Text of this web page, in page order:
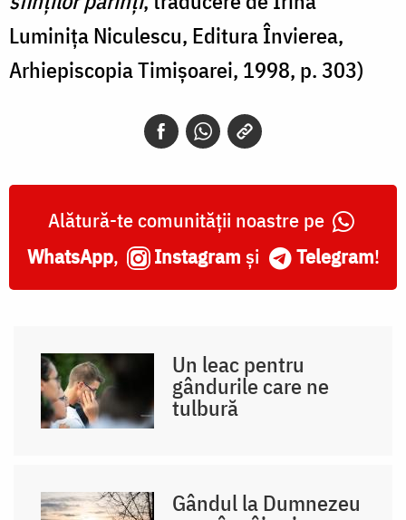
Luminița Niculescu, Editura Învierea,
Arhiepiscopia Timișoarei, 1998, p. 303)
Alătură-te comunității noastre pe
WhatsApp, Instagram și Telegram!
Un leac pentru
gândurile care ne
tulbură
Gândul la Dumnezeu